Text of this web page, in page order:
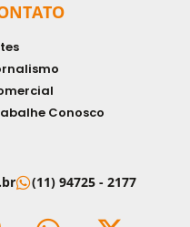
Conosco
(11) 94725 - 2177